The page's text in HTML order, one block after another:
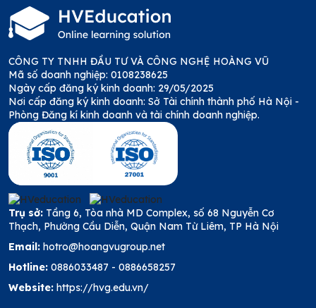
CÔNG TY TNHH ĐẦU TƯ VÀ CÔNG NGHỆ HOÀNG VŨ
Mã số doanh nghiệp: 0108238625
Ngày cấp đăng ký kinh doanh: 29/05/2025
Nơi cấp đăng ký kinh doanh: Sở Tài chính thành phố Hà Nội -
Phòng Đăng kí kinh doanh và tài chính doanh nghiệp.
Trụ sở: Tầng 6, Tòa nhà MD Complex, số 68 Nguyễn Cơ
Thạch, Phường Cầu Diễn, Quận Nam Từ Liêm, TP Hà Nội
Email: hotro@hoangvugroup.net
Hotline: 0886033487 - 0886658257
Website: https://hvg.edu.vn/